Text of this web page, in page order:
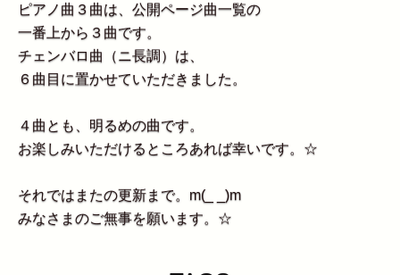
ピアノ曲３曲は、公開ページ曲一覧の
一番上から３曲です。
チェンバロ曲（ニ長調）は、
６曲目に置かせていただきました。
４曲とも、明るめの曲です。
お楽しみいただけるところあれば幸いです。☆
それではまたの更新まで。m(_ _)m
みなさまのご無事を願います。☆